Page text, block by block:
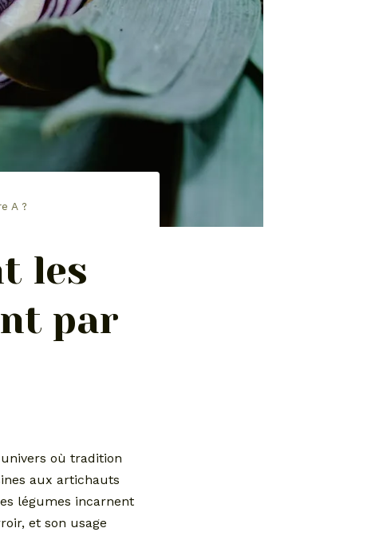
A ?
les
par
où tradition
aux artichauts
légumes incarnent
et son usage